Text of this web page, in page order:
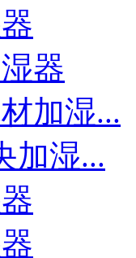
器
加湿...
加湿...